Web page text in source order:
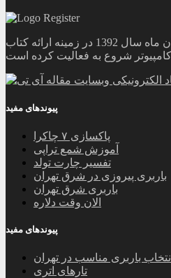
وبسایت مقاله آی تی از آبان ماه سال 1392 در زمینه ارائه کتاب
پیوندهای مفید
پاکسازی ۷ چاکرا
آموزش شمع تراپی
تفسیر چارت تولد
باربری پیروزی در شرق تهران
باربری شرق تهران
الان وقت دلاره
پیوندهای مفید
انتخاب باربری مناسب در تهران
تارهای اتری